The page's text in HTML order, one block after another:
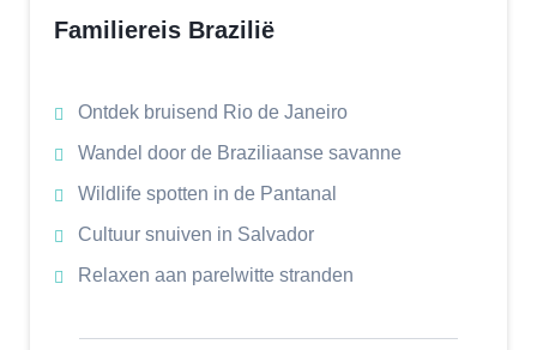
Familiereis Brazilië
Ontdek bruisend Rio de Janeiro
Wandel door de Braziliaanse savanne
Wildlife spotten in de Pantanal
Cultuur snuiven in Salvador
Relaxen aan parelwitte stranden